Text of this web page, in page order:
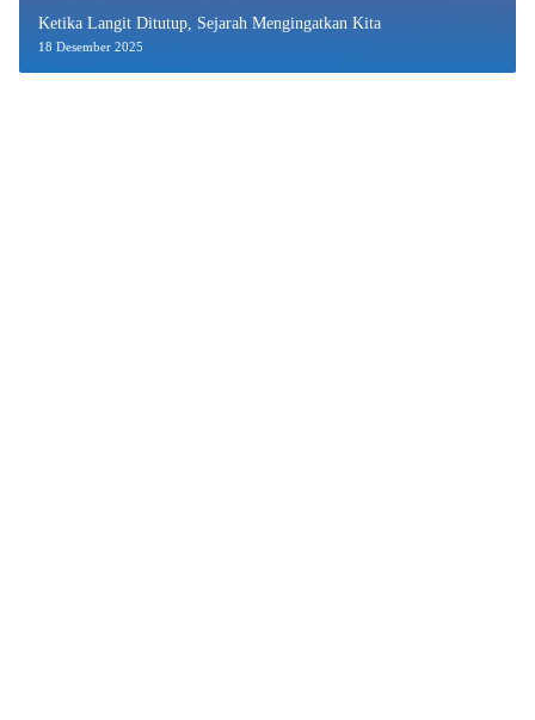
Ketika Langit Ditutup, Sejarah Mengingatkan Kita
18 Desember 2025